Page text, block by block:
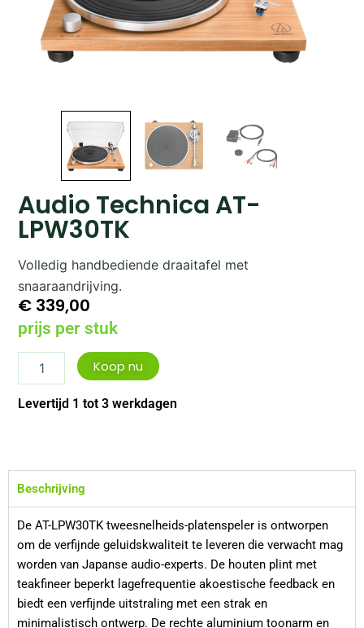
Audio Technica AT-
LPW30TK
Volledig handbediende draaitafel met
snaaraandrijving.
€ 339,00
prijs per stuk
Technica
LPW30TK
Koop nu
Levertijd 1 tot 3 werkdagen
Beschrijving
De AT-LPW30TK tweesnelheids-platenspeler is ontworpen
om de verfijnde geluidskwaliteit te leveren die verwacht mag
worden van Japanse audio-experts. De houten plint met
teakfineer beperkt lagefrequentie akoestische feedback en
biedt een verfijnde uitstraling met een strak en
minimalistisch ontwerp. De rechte aluminium toonarm en